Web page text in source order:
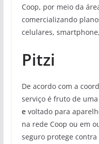
Coop, por meio da
comercializando
celulares,
Pitzi
De acordo com a
serviço é fruto de
evoltado para
na rede Coop ou em
seguro protege